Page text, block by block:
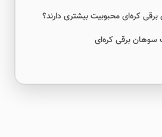
کره‌ای محبوبیت بیشتری دارند؟
سوهان برقی کره‌ای